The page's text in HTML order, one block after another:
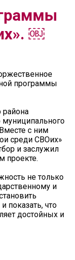
￼
программы
района
муниципального
с ним
среди СВОих»
и заслужил
проекте.
не только
и
показать, что
достойных и